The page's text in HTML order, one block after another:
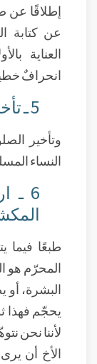
إطلاقًا عن
عن كتابة
العناية
انحرافٌ
5 ـ تأخير الصلاة عن وقتها :
وتأخير
النساء
6 ـ
طبعًا فيما
المحرّم
البشرة،
يحجّم فهذا
لأننا نحن
الأخ أن